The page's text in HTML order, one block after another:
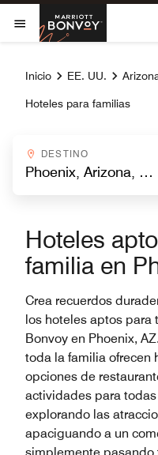
Skip to Content
Abrir el menú
Marriott
Inicio EE. UU.
Hoteles para familias
DESTINO
Hoteles
familia en
Crea recuerdos
los hoteles aptos para
Bonvoy en Phoenix,
toda la familia ofrecen
opciones de
actividades para
explorando las
apaciguando a un